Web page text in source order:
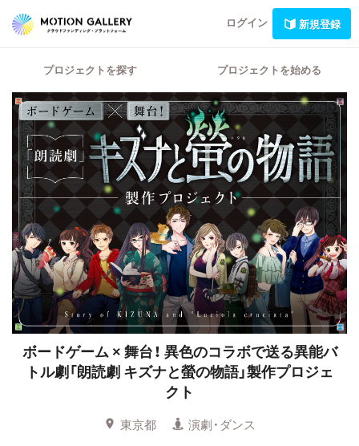
ログイン 新規登録
プロジェクトを探す プロジェクトを始める
ボードゲーム × 舞台！ 異色のコラボで送る異能バ
トル劇「朗読劇 キズナと螢の物語」製作プロジェ
クト
東京都
演劇・ダンス